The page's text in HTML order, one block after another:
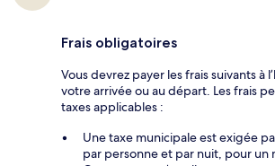
Frais obligatoires
Vous devrez payer les frais suivants à
votre arrivée ou au départ. Les frais
taxes applicables :
Une taxe municipale est exigée
par personne et par nuit, pour un